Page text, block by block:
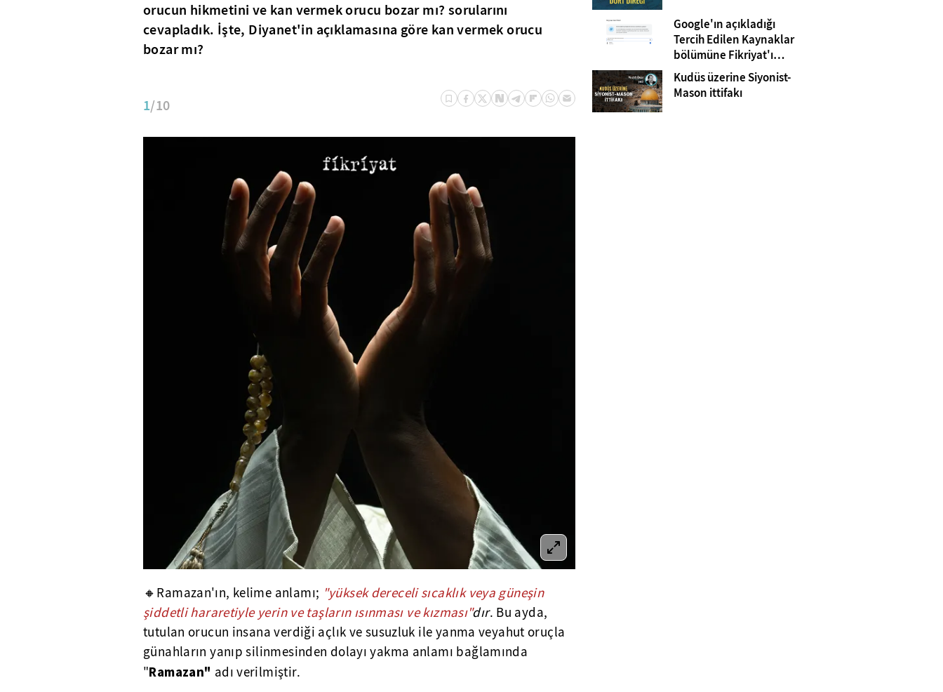
orucun hikmetini ve kan vermek orucu bozar mı? sorularını
cevapladık. İşte, Diyanet'in açıklamasına göre kan vermek orucu
bozar mı?
1/10
🔸Ramazan'ın, kelime anlamı; "yüksek dereceli sıcaklık veya güneşin
şiddetli hararetiyle yerin ve taşların ısınması ve kızması"dır. Bu ayda,
tutulan orucun insana verdiği açlık ve susuzluk ile yanma veyahut oruçla
günahların yanıp silinmesinden dolayı yakma anlamı bağlamında
"Ramazan" adı verilmiştir.
Google'ın açıkladığı
Tercih Edilen Kaynaklar
bölümüne Fikriyat'ı
eklemeyi unutmayın!
Kudüs üzerine Siyonist-
Mason ittifakı